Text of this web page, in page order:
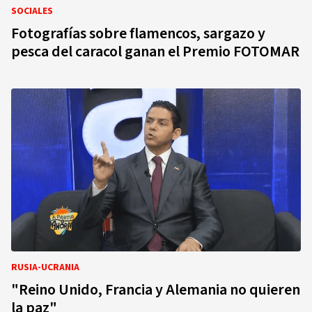
SOCIALES
Fotografías sobre flamencos, sargazo y
pesca del caracol ganan el Premio FOTOMAR
RUSIA-UCRANIA
"Reino Unido, Francia y Alemania no quieren